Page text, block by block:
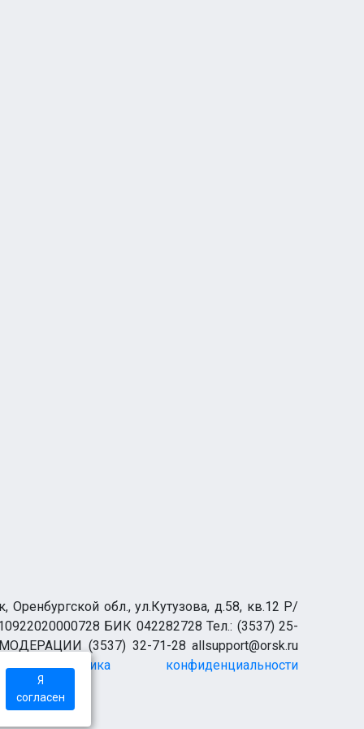
обл., ул.Кутузова, д.58, кв.12 Р/
БИК 042282728 Тел.: (3537) 25-
(3537) 32-71-28 allsupport@orsk.ru
Политика конфиденциальности
Я
согласен